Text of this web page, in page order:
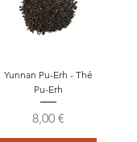
Yunnan Pu-Erh - Thé
Pu-Erh
Prix
8,00 €